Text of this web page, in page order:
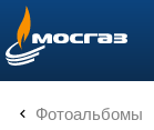
info@mos-
Фотоальбомы